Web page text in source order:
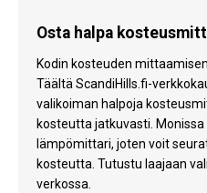
Osta halpa
Kodin kosteuden
Täältä ScandiHills.fi-
valikoiman halpoja
kosteutta jatkuvasti.
lämpömittari, joten voit
kosteutta. Tutustu laajaan
verkossa.